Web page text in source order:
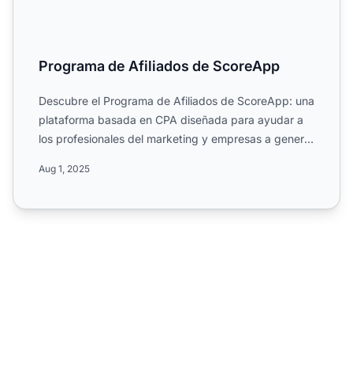
Programa de Afiliados de ScoreApp
Descubre el Programa de Afiliados de ScoreApp: una
plataforma basada en CPA diseñada para ayudar a
los profesionales del marketing y empresas a generar
Aug 1, 2025